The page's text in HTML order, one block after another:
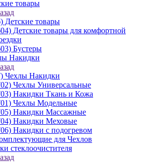
товары
Детские товары
Детские товары для комфортной
Бустеры
Накидки
Чехлы Накидки
Чехлы Универсальные
Накидки Ткань и Кожа
Чехлы Модельные
Накидки Массажные
Накидки Меховые
Накидки с подогревом
для Чехлов
стеклоочистителя